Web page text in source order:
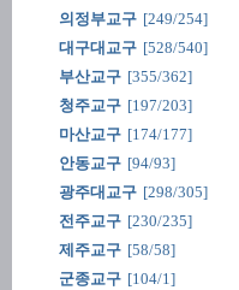
의정부교구 [249/254]
대구대교구 [528/540]
부산교구 [355/362]
청주교구 [197/203]
마산교구 [174/177]
안동교구 [94/93]
광주대교구 [298/305]
전주교구 [230/235]
제주교구 [58/58]
군종교구 [104/1]